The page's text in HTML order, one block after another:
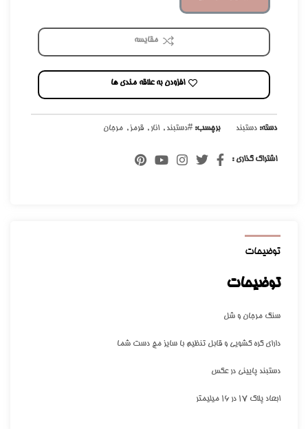
مقایسه
افزودن به علاقه مندی ها
دسته: دستبند برچسب: #دستبند , انار , قرمز , مرجان
اشتراک گذاری :
توضیحات
توضیحات
سنگ مرجان و شل
دارای گره کشویی و قابل تنظیم با سایز مچ دست شما
دستبند پایینی در عکس
ابعاد پلاک ۱۷ در ۱۶ میلیمتر